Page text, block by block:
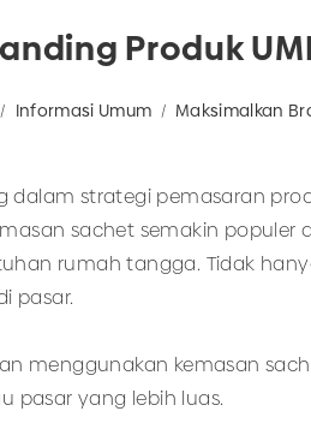
Produk
Informasi Umum Maksimalkan
strategi pemasaran
sachet semakin
rumah tangga. Tidak
pasar.
menggunakan kemasan
pasar yang lebih luas.